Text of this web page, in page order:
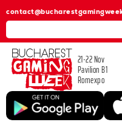
21-22 Nov
Pavilion B1
Romexpo